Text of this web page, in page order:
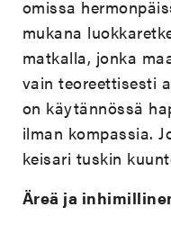
omissa
mukana
matkalla, jonka
vain teoreettisesti
on käytännössä
ilman kompassia.
keisari tuskin
Äreä ja